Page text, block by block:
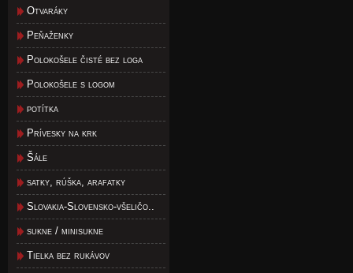
Otvaráky
Peňaženky
Polokošele čisté bez loga
Polokošele s logom
potítka
Prívesky na krk
Šále
satky, rúška, arafatky
Slovakia-Slovensko-všeličo..
sukne / minisukne
Tielka bez rukávov